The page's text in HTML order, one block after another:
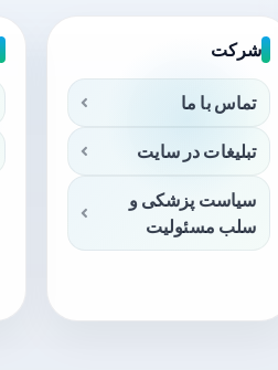
شرکت
تماس با ما
تبلیغات در سایت
سیاست پزشکی و
سلب مسئولیت